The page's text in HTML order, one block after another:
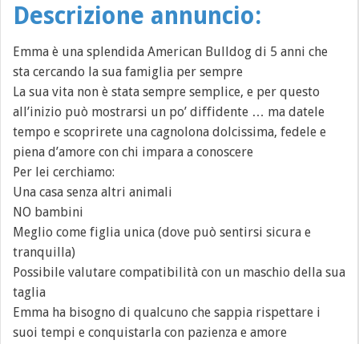
Descrizione annuncio:
Emma è una splendida American Bulldog di 5 anni che
sta cercando la sua famiglia per sempre
La sua vita non è stata sempre semplice, e per questo
all’inizio può mostrarsi un po’ diffidente … ma datele
tempo e scoprirete una cagnolona dolcissima, fedele e
piena d’amore con chi impara a conoscere
Per lei cerchiamo:
Una casa senza altri animali
NO bambini
Meglio come figlia unica (dove può sentirsi sicura e
tranquilla)
Possibile valutare compatibilità con un maschio della sua
taglia
Emma ha bisogno di qualcuno che sappia rispettare i
suoi tempi e conquistarla con pazienza e amore